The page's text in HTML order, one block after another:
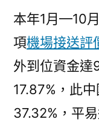
本年1月—10
項機場接送評
外到位資金
17.87%，此
37.32%，平